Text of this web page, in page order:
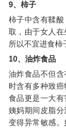
9、柿子
柿子中含有鞣
取，由于女人在
所以不宜进食柿
10、油炸食品
油炸食品不但
时含有多种致
食品更是一大
姨妈期间皮脂
变得异常敏感